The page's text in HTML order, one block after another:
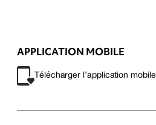
APPLICATION MOBILE
Télécharger l’application mobile